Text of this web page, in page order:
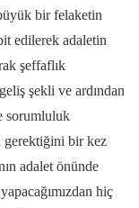
bir felaketin
edilerek adaletin
şeffaflık
şekli ve ardından
sorumluluk
gerektiğini bir kez
adalet önünde
hiç